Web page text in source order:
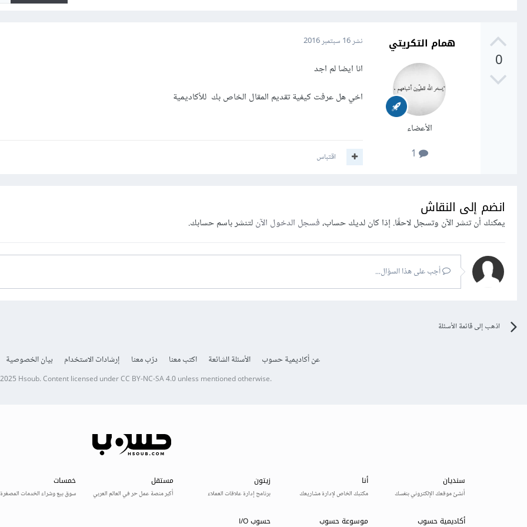
0
همام التكريتي
الأعضاء
نشر16 سبتمبر 2016
انا ايضا لم اجد
اخي هل عرفت كيفية تقديم المقال الخاص بك للأكاديمية
اقتباس
انضم إلى النقاش
يمكنك أن تنشر الآن وتسجل لاحقًا. إذا كان لديك حساب،فسجل الدخول الآنلتنشر باسم حسابك.
أجب على هذا السؤال...
اذهب إلى قائمة الأسئلة
عن أكاديمية حسوب الأسئلة الشائعة اكتب معنا درّب معنا إرشادات الاستخدام بيان الخصوصية
Hsoub.Content licensed underCC BY-NC-SA 4.0unless mentioned otherwise.